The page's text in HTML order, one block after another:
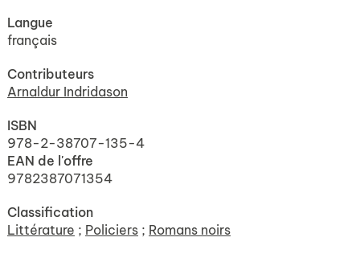
Langue
français
Contributeurs
Arnaldur Indridason
ISBN
978-2-38707-135-4
EAN de l'offre
9782387071354
Classification
Littérature ; Policiers ; Romans noirs